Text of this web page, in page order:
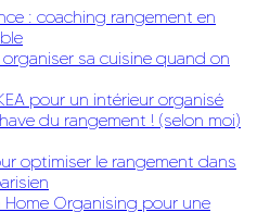
: coaching rangement en
sa cuisine quand on
pour un intérieur organisé
du rangement ! (selon moi)
optimiser le rangement dans
Home Organising pour une